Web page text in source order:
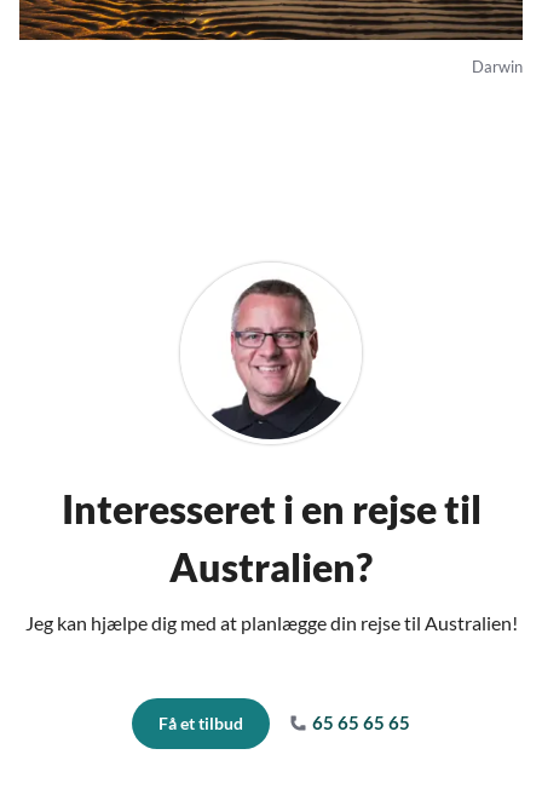
Darwin
Interesseret i en rejse til
Australien?
Jeg kan hjælpe dig med at planlægge din rejse til Australien!
Få et tilbud 65 65 65 65